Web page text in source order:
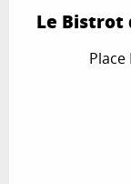
Le Bistrot